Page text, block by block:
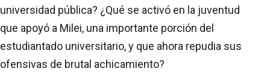
universidad pública? ¿Qué se activó en la juventud
que apoyó a Milei, una importante porción del
estudiantado universitario, y que ahora repudia sus
ofensivas de brutal achicamiento?